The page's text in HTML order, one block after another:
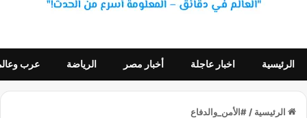
الرئيسية اخبار عاجلة أخبار مصر الرياضة عرب
الرئيسية / #الأمن_والدفاع